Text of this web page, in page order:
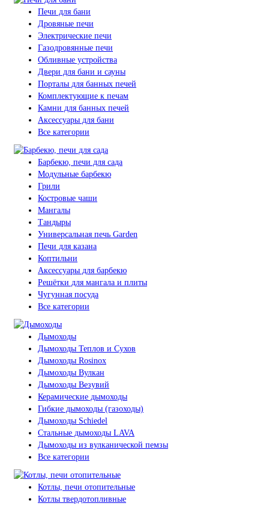
Печи для бани
Дровяные печи
Электрические печи
Газодровянные печи
Обливные устройства
Двери для бани и сауны
Порталы для банных печей
Комплектующие к печам
Камни для банных печей
Аксессуары для бани
Все категории
Барбекю, печи для сада
Модульные барбекю
Грили
Костровые чаши
Мангалы
Тандыры
Универсальная печь Garden
Печи для казана
Коптильни
Аксессуары для барбекю
Решётки для мангала и плиты
Чугунная посуда
Все категории
Дымоходы
Дымоходы Теплов и Сухов
Дымоходы Rosinox
Дымоходы Вулкан
Дымоходы Везувий
Керамические дымоходы
Гибкие дымоходы (газоходы)
Дымоходы Schiedel
Стальные дымоходы LAVA
Дымоходы из вулканической пемзы
Все категории
Котлы, печи отопительные
Котлы твердотопливные